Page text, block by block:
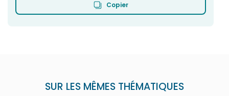
Copier
SUR LES MÊMES THÉMATIQUES